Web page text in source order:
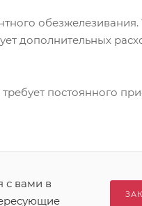
обезжелезивания.
дополнительных
постоянного
с вами в